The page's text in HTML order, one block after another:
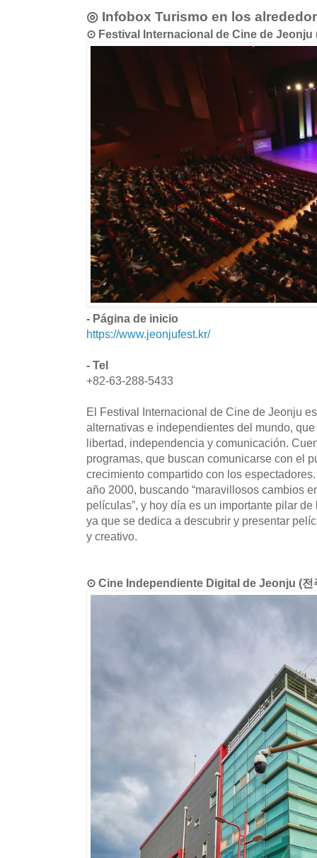
◎ Infobox Turismo en los
⊙ Festival Internacional de Cine de Jeonju
- Página de inicio
https://www.jeonjufest.kr/
- Tel
+82-63-288-5433
El Festival Internacional de Cine de Jeonju
alternativas e independientes del mundo,
libertad, independencia y comunicación.
programas, que buscan comunicarse con el
crecimiento compartido con los
año 2000, buscando “maravillosos cambios
películas”, y hoy día es un importante pilar
ya que se dedica a descubrir y presentar
y creativo.
⊙ Cine Independiente Digital de Jeonju (전